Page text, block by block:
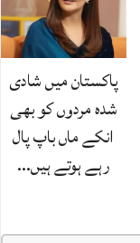
پاکستان میں شادی
شدہ مردوں کو بھی
انکے ماں باپ پال
رہے ہوتے ہیں…